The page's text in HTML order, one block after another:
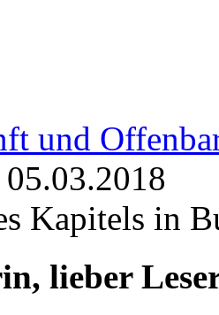
und
05.03.2018
Kapitels in
lieber